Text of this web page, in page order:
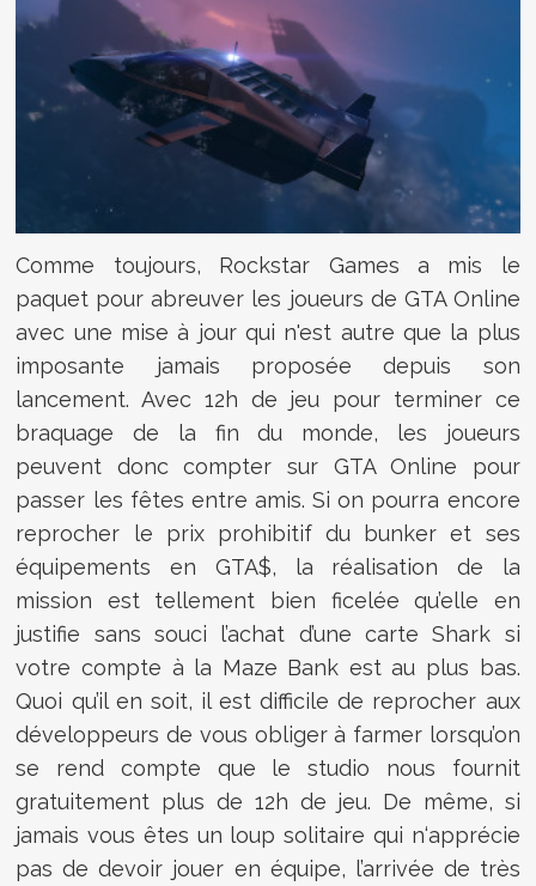
Comme toujours, Rockstar Games a mis le
paquet pour abreuver les joueurs de GTA Online
avec une mise à jour qui n'est autre que la plus
imposante jamais proposée depuis son
lancement. Avec 12h de jeu pour terminer ce
braquage de la fin du monde, les joueurs
peuvent donc compter sur GTA Online pour
passer les fêtes entre amis. Si on pourra encore
reprocher le prix prohibitif du bunker et ses
équipements en GTA$, la réalisation de la
mission est tellement bien ficelée qu’elle en
justifie sans souci l’achat d’une carte Shark si
votre compte à la Maze Bank est au plus bas.
Quoi qu’il en soit, il est difficile de reprocher aux
développeurs de vous obliger à farmer lorsqu’on
se rend compte que le studio nous fournit
gratuitement plus de 12h de jeu. De même, si
jamais vous êtes un loup solitaire qui n‘apprécie
pas de devoir jouer en équipe, l’arrivée de très